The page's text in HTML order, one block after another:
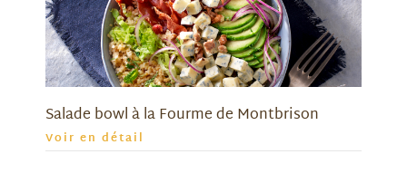
Salade bowl à la Fourme de Montbrison
Voir en détail